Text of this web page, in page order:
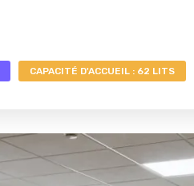
CAPACITÉ D'ACCUEIL : 62 LITS